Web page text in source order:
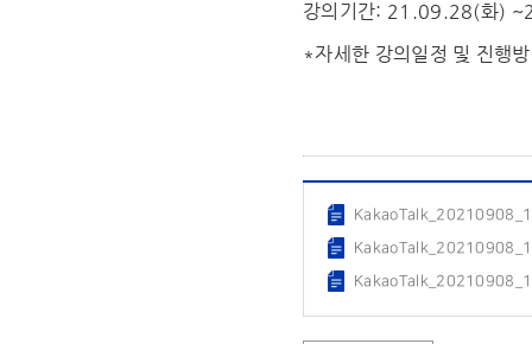
강의기간: 21.09.28(화)
*자세한 강의일정 및 진행